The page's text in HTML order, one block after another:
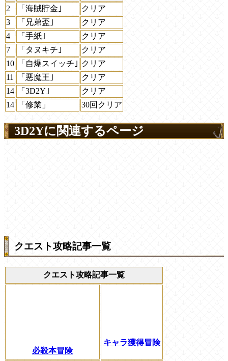
2
「海賊貯金｣
クリア
3
「兄弟盃｣
クリア
4
「手紙｣
クリア
7
「タヌキチ｣
クリア
10
「自爆スイッチ｣ クリア
11
「悪魔王｣
クリア
14
「3D2Y｣
クリア
14
「修業」 30回クリア
3D2Yに関連するページ
クエスト攻略記事一覧
クエスト攻略記事一覧
必殺本冒険
キャラ獲得冒険